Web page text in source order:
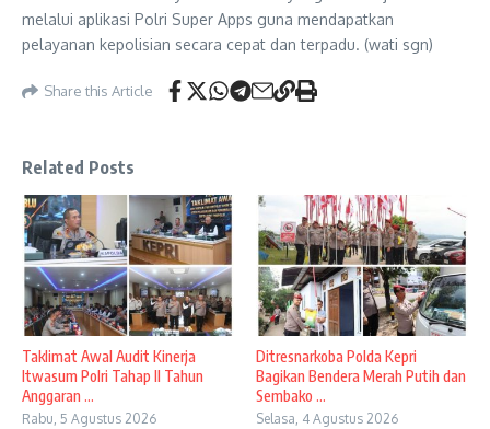
melalui aplikasi Polri Super Apps guna mendapatkan
pelayanan kepolisian secara cepat dan terpadu. (wati sgn)
Share this Article
Related Posts
Taklimat Awal Audit Kinerja
Itwasum Polri Tahap II Tahun
Anggaran ...
Rabu, 5 Agustus 2026
Ditresnarkoba Polda Kepri
Bagikan Bendera Merah Putih dan
Sembako ...
Selasa, 4 Agustus 2026